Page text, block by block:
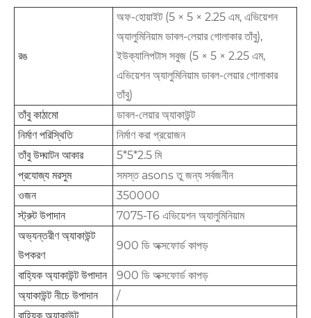
রঙ
অফ-হোয়াইট (5 × 5 × 2.25 এম, এভিয়েশন
অ্যালুমিনিয়াম ডাবল-লেয়ার গোলাকার তাঁবু),
ইউক্যালিপটাস সবুজ (5 × 5 × 2.25 এম,
এভিয়েশন অ্যালুমিনিয়াম ডাবল-লেয়ার গোলাকার
তাঁবু)
তাঁবু কাঠামো
ডাবল-লেয়ার অ্যাকাউন্ট
নির্মাণ পরিস্থিতি
নির্মাণ করা প্রয়োজন
তাঁবু উদ্ঘাটন আকার
5*5*2.5 মি
প্রযোজ্য মরসুম
সমস্ত asons তু জন্য সর্বজনীন
ওজন
350000
স্ট্রুট উপাদান
7075-T6 এভিয়েশন অ্যালুমিনিয়াম
অভ্যন্তরীণ অ্যাকাউন্ট
উপকরণ
900 ডি অক্সফোর্ড কাপড়
বাহ্যিক অ্যাকাউন্ট উপাদান
900 ডি অক্সফোর্ড কাপড়
অ্যাকাউন্ট নীচে উপাদান
/